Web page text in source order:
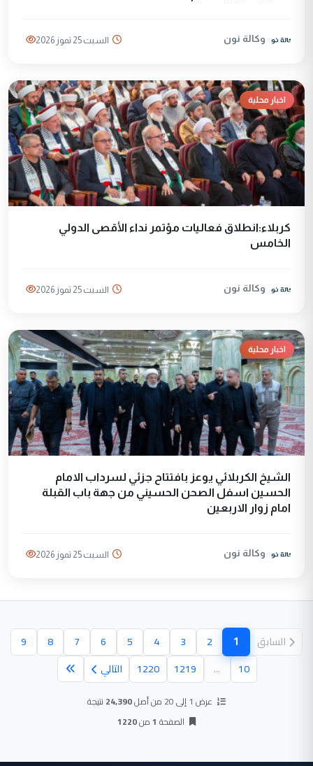
وكالة نون السبت 25 تموز 2026
اخبار محلية
كربلاء:انطلاق فعاليات مؤتمر نداء الأقصى الدولي
الخامس
وكالة نون السبت 25 تموز 2026
اخبار محلية
الشيخ الكربلائي يوعز بافتتاح جزئي لسرداب الامام
الحسين اسفل الصحن الحسيني من جهة باب القبلة
امام زوار الاربعين
وكالة نون السبت 25 تموز 2026
السابق 1
(الصفحة الحالية)
2
3
4
5
6
7
8
9
10
...
1219
1220 التالي
عرض 1 إلى 20 من أصل 24,390 نتيجة
الصفحة 1من1220